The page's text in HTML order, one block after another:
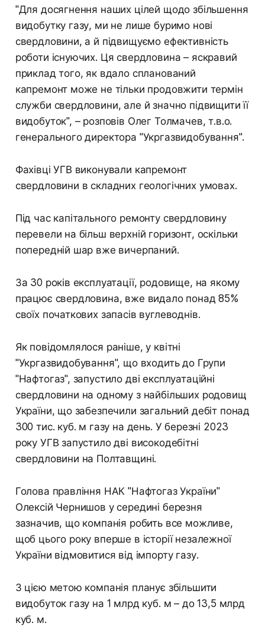
"Для досягнення наших цілей щодо збільшення
видобутку газу, ми не лише буримо нові
свердловини, а й підвищуємо ефективність
роботи існуючих. Ця свердловина – яскравий
приклад того, як вдало спланований
капремонт може не тільки продовжити термін
служби свердловини, але й значно підвищити її
видобуток", – розповів Олег Толмачев, т.в.о.
генерального директора "Укргазвидобування".
Фахівці УГВ виконували капремонт
свердловини в складних геологічних умовах.
Під час капітального ремонту свердловину
перевели на більш верхній горизонт, оскільки
попередній шар вже вичерпаний.
За 30 років експлуатації, родовище, на якому
працює свердловина, вже видало понад 85%
своїх початкових запасів вуглеводнів.
Як повідомлялося раніше, у квітні
"Укргазвидобування", що входить до Групи
"Нафтогаз", запустило дві експлуатаційні
свердловини на одному з найбільших родовищ
України, що забезпечили загальний дебіт понад
300 тис. куб. м газу на день. У березні 2023
року УГВ запустило дві високодебітні
свердловини на Полтавщині.
Голова правління НАК "Нафтогаз України"
Олексій Чернишов у середині березня
зазначив, що компанія робить все можливе,
щоб цього року вперше в історії незалежної
України відмовитися від імпорту газу.
З цією метою компанія планує збільшити
видобуток газу на 1 млрд куб. м – до 13,5 млрд
куб. м.